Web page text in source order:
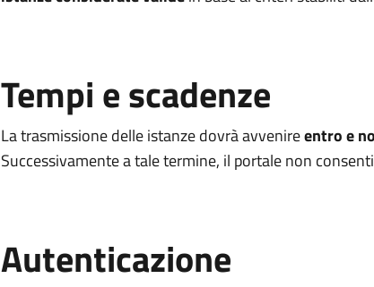
Tempi e scadenze
La trasmissione delle istanze dovrà avvenireentro e
Successivamente a tale termine, il portale non
Autenticazione